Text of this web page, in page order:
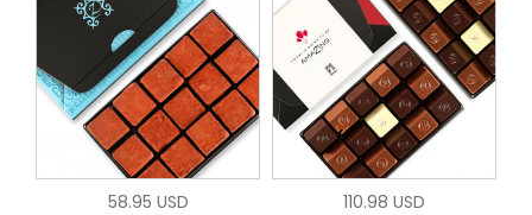
58.95 USD 110.98 USD